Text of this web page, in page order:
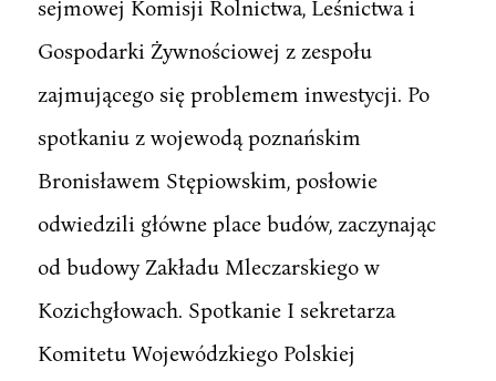
sejmowej Komisji Rolnictwa, Leśnictwa i
Gospodarki Żywnościowej z zespołu
zajmującego się problemem inwestycji. Po
spotkaniu z wojewodą poznańskim
Bronisławem Stępiowskim, posłowie
odwiedzili główne place budów, zaczynając
od budowy Zakładu Mleczarskiego w
Kozichgłowach. Spotkanie I sekretarza
Komitetu Wojewódzkiego Polskiej